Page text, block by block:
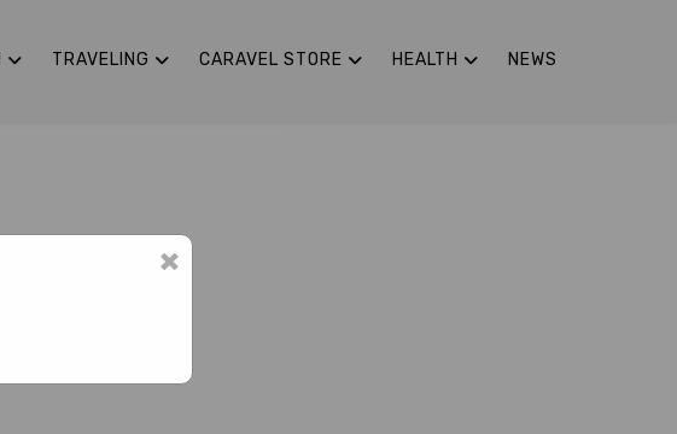
×
TRAVELING CARAVEL STORE HEALTH NEWS